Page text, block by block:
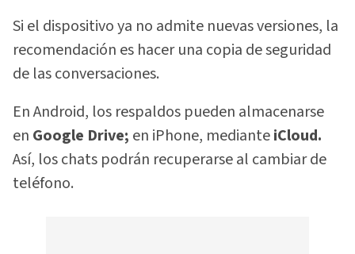
Si el dispositivo ya no admite nuevas versiones, la
recomendación es hacer una copia de seguridad
de las conversaciones.
En Android, los respaldos pueden almacenarse
en Google Drive; en iPhone, medianteiCloud.
Así, los chats podrán recuperarse al cambiar de
teléfono.